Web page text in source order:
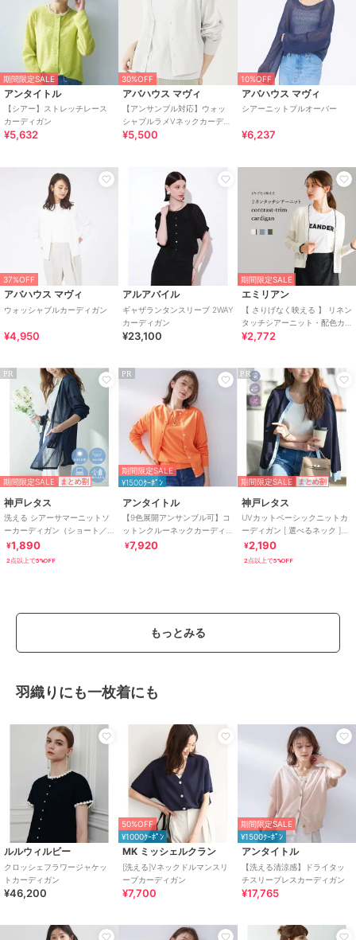
期間限定SALE
アンタイトル
【シアー】ストレッチレース
カーディガン
¥5,632
30%OFF
アバハウス マヴィ
【アンサンブル対応】ウォッ
シャブルラメVネックカーディ
ガン
¥5,500
10%OFF
アバハウス マヴィ
シアーニットプルオーバー
¥6,237
37%OFF
アバハウス マヴィ
ウォッシャブルカーディガン
¥4,950
アルアバイル
ギャザランタンスリーブ 2WAY
カーディガン
¥23,100
期間限定SALE
エミリアン
【 さりげなく映える 】 リネン
タッチシアーニット・配色カ
ーディガン
¥2,772
PR
期間限定SALE まとめ割
神戸レタス
洗える シアーサマーニットソ
ーカーディガン（ショート／
ミディアム／ロング）
[C3703]
¥1,890
2点以上で5%OFF
PR
期間限定SALE
¥1500ｸｰﾎﾟﾝ
アンタイトル
【9色展開アンサンブル可】コ
ットンクルーネックカーディ
ガン
¥7,920
PR
期間限定SALE まとめ割
神戸レタス
UVカットベーシックニットカ
ーディガン [ 選べるネック ]
[C6886]
¥2,190
2点以上で5%OFF
もっとみる
羽織りにも一枚着にも
ルルウィルビー
クロッシェフラワージャケッ
トカーディガン
¥46,200
50%OFF
¥1000ｸｰﾎﾟﾝ
MK ミッシェルクラン
[洗える]Vネックドルマンスリ
ーブカーディガン
¥7,700
期間限定SALE
¥1500ｸｰﾎﾟﾝ
アンタイトル
【洗える清涼感】ドライタッ
チスリーブレスカーディガン
¥17,765